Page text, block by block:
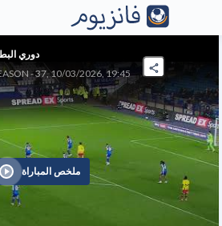
دوري
- 37, 10/03/2026, 19:45
ملخص المباراة